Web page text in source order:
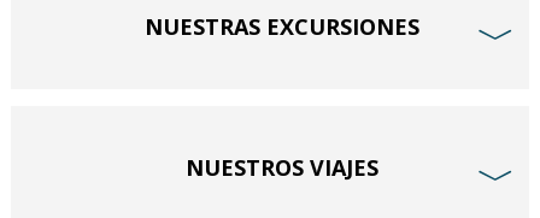
NUESTRAS EXCURSIONES ﹀
NUESTROS VIAJES ﹀